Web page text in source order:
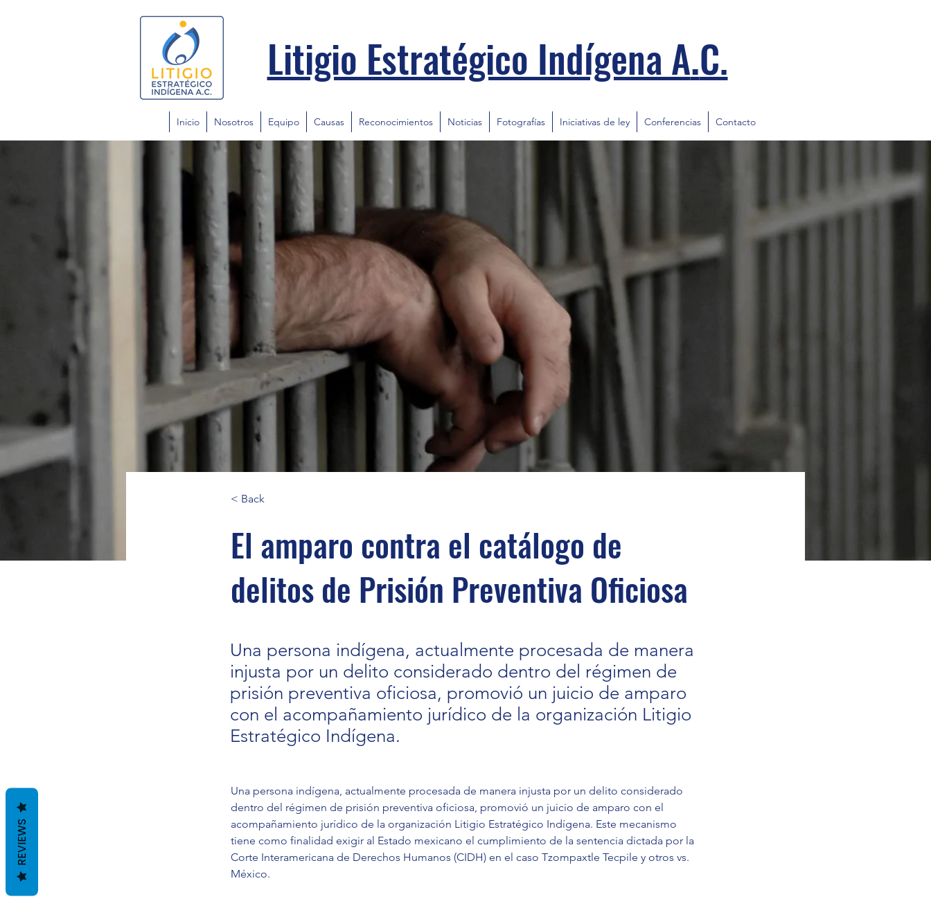
Litigio Estratégico Indígena A.C.
Inicio Nosotros Equipo Causas Reconocimientos Noticias Fotografías Iniciativas de ley Conferencias Contacto
< Back
El amparo contra el catálogo de
delitos de Prisión Preventiva Oficiosa
Una persona indígena, actualmente procesada de manera
injusta por un delito considerado dentro del régimen de
prisión preventiva oficiosa, promovió un juicio de amparo
con el acompañamiento jurídico de la organización Litigio
Estratégico Indígena.
Una persona indígena, actualmente procesada de manera injusta por un delito considerado
dentro del régimen de prisión preventiva oficiosa, promovió un juicio de amparo con el
acompañamiento jurídico de la organización Litigio Estratégico Indígena. Este mecanismo
tiene como finalidad exigir al Estado mexicano el cumplimiento de la sentencia dictada por la
Corte Interamericana de Derechos Humanos (CIDH) en el caso Tzompaxtle Tecpile y otros vs.
México.
REVIEWS